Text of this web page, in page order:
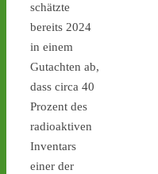
schätzte
bereits 2024
in einem
Gutachten ab,
dass circa 40
Prozent des
radioaktiven
Inventars
einer der